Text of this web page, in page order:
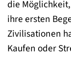
die
ihre ersten
Zivilisationen
Kaufen oder